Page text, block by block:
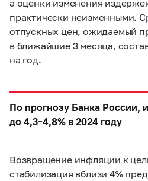
а оценки изменения
практически неизменными.
отпускных цен, ожидаемый
в ближайшие 3 месяца,
на год.
По прогнозу Банка России,
до 4,3–4,8% в 2024 году
Возвращение инфляции к
стабилизация вблизи 4%